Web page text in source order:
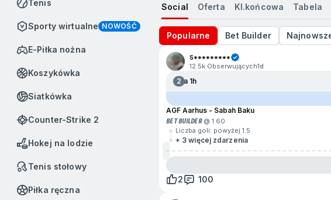
Tenis
Sporty wirtualne NOWOŚĆ
e-Piłka nożna
Koszykówka
Siatkówka
Counter-Strike 2
Hokej na lodzie
Tenis stołowy
Piłka ręczna
Social Oferta Kl.końcowa Tabela
Popularne Bet Builder
S*********
12.5k Obserwujących1d
2Za 1h
AGF Aarhus - Sabah Baku
BET BUILDER@ 1.60
Liczba goli: powyżej 1.5
+ 3 więcej zdarzenia
2
100